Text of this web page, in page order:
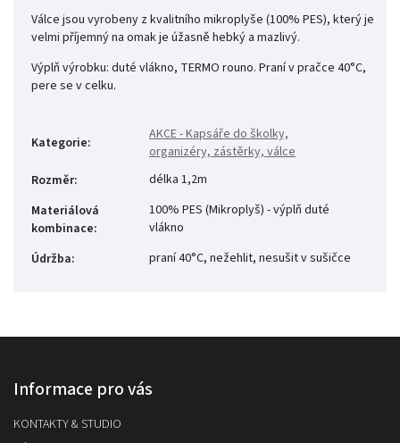
Válce jsou vyrobeny z kvalitního mikroplyše (100% PES), který je
velmi příjemný na omak je úžasně hebký a mazlivý.
Výplň výrobku: duté vlákno, TERMO rouno. Praní v pračce 40°C,
pere se v celku.
Kategorie:
AKCE - Kapsáře do školky,
organizéry, zástěrky, válce
Rozměr:
délka 1,2m
Materiálová
kombinace:
100% PES (Mikroplyš) - výplň duté
vlákno
Údržba: praní 40°C, nežehlit, nesušit v sušičce
Informace pro vás
KONTAKTY & STUDIO